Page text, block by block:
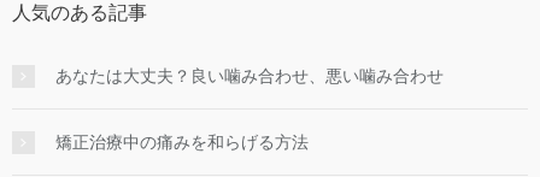
人気のある記事
あなたは大丈夫？良い噛み合わせ、悪い噛み合わせ
矯正治療中の痛みを和らげる方法